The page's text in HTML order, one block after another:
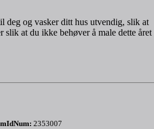
deg og vasker ditt hus utvendig, slik at
slik at du ikke behøver å male dette året
2353007